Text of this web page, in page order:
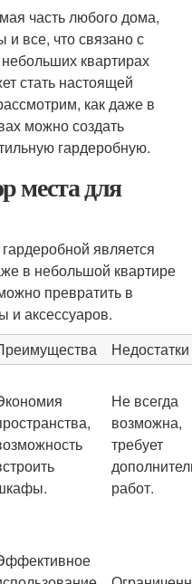
часть любого дома,
и все, что связано с
квартирах
стать настоящей
как даже в
можно создать
гардеробную.
места для
является
в небольшой квартире
превратить в
и аксессуаров.
Недостатки
Не всегда
возможна,
требует
работ.